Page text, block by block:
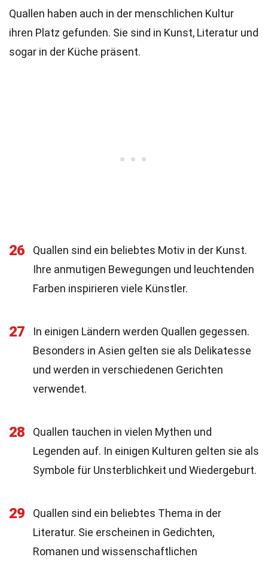
Quallen haben auch in der menschlichen Kultur
ihren Platz gefunden. Sie sind in Kunst, Literatur und
sogar in der Küche präsent.
26
Quallen sind ein beliebtes Motiv in der Kunst.
Ihre anmutigen Bewegungen und leuchtenden
Farben inspirieren viele Künstler.
27
In einigen Ländern werden Quallen gegessen.
Besonders in Asien gelten sie als Delikatesse
und werden in verschiedenen Gerichten
verwendet.
28
Quallen tauchen in vielen Mythen und
Legenden auf. In einigen Kulturen gelten sie als
Symbole für Unsterblichkeit und Wiedergeburt.
29
Quallen sind ein beliebtes Thema in der
Literatur. Sie erscheinen in Gedichten,
Romanen und wissenschaftlichen